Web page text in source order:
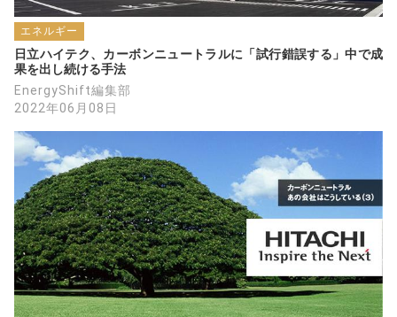
エネルギー
日立ハイテク、カーボンニュートラルに「試行錯誤する」中で成
果を出し続ける手法
EnergyShift編集部
2022年06月08日